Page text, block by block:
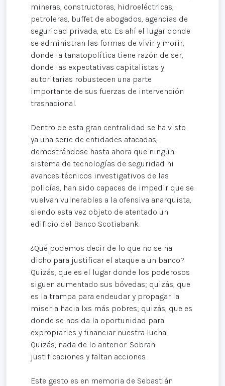
mineras, constructoras, hidroeléctricas,
petroleras, buffet de abogados, agencias de
seguridad privada, etc. Es ahí el lugar donde
se administran las formas de vivir y morir,
donde la tanatopolítica tiene razón de ser,
donde las expectativas capitalistas y
autoritarias robustecen una parte
importante de sus fuerzas de intervención
trasnacional.
Dentro de esta gran centralidad se ha visto
ya una serie de entidades atacadas,
demostrándose hasta ahora que ningún
sistema de tecnologías de seguridad ni
avances técnicos investigativos de las
policías, han sido capaces de impedir que se
vuelvan vulnerables a la ofensiva anarquista,
siendo esta vez objeto de atentado un
edificio del Banco Scotiabank.
¿Qué podemos decir de lo que no se ha
dicho para justificar el ataque a un banco?
Quizás, que es el lugar donde los poderosos
siguen aumentado sus bóvedas; quizás, que
es la trampa para endeudar y propagar la
miseria hacia lxs más pobres; quizás, que es
donde se nos da la oportunidad para
expropiarles y financiar nuestra lucha.
Quizás, nada de lo anterior. Sobran
justificaciones y faltan acciones.
Este gesto es en memoria de Sebastián